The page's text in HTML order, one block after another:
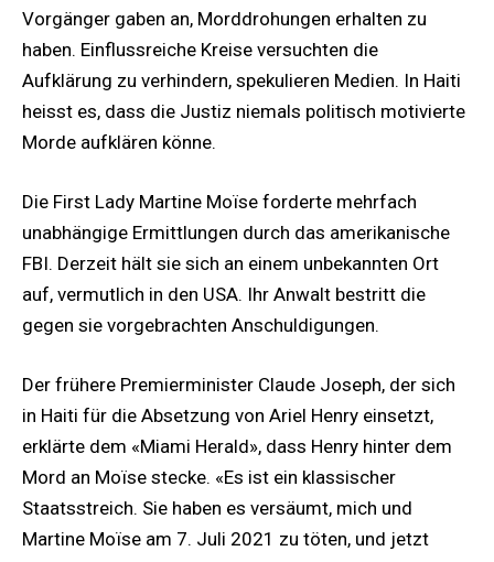
Vorgänger gaben an, Morddrohungen erhalten zu
haben. Einflussreiche Kreise versuchten die
Aufklärung zu verhindern, spekulieren Medien. In Haiti
heisst es, dass die Justiz niemals politisch motivierte
Morde aufklären könne.
Die First Lady Martine Moïse forderte mehrfach
unabhängige Ermittlungen durch das amerikanische
FBI. Derzeit hält sie sich an einem unbekannten Ort
auf, vermutlich in den USA. Ihr Anwalt bestritt die
gegen sie vorgebrachten Anschuldigungen.
Der frühere Premierminister Claude Joseph, der sich
in Haiti für die Absetzung von Ariel Henry einsetzt,
erklärte dem «Miami Herald», dass Henry hinter dem
Mord an Moïse stecke. «Es ist ein klassischer
Staatsstreich. Sie haben es versäumt, mich und
Martine Moïse am 7. Juli 2021 zu töten, und jetzt